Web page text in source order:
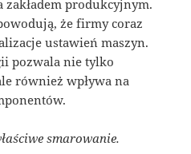
zakładem produkcyjnym.
że firmy coraz
ustawień maszyn.
pozwala nie tylko
również wpływa na
smarowanie.